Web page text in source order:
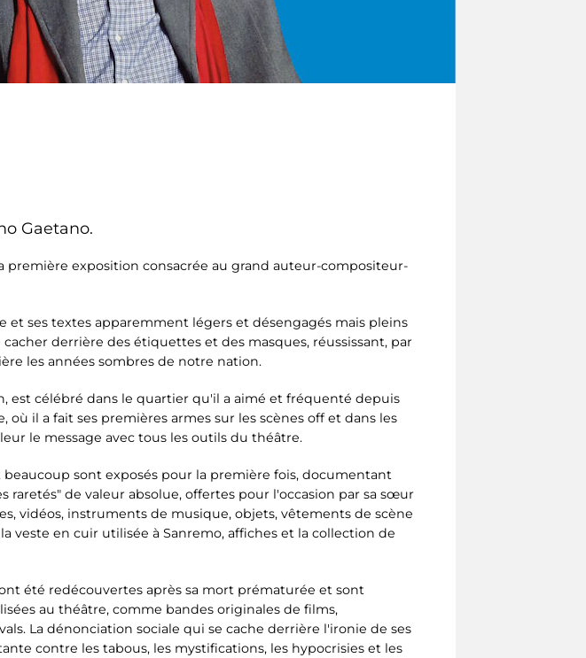
Gaetano.
première exposition consacrée au grand auteur-compositeur-
ses textes apparemment légers et désengagés mais pleins
derrière des étiquettes et des masques, réussissant, par
les années sombres de notre nation.
est célébré dans le quartier qu'il a aimé et fréquenté depuis
où il a fait ses premières armes sur les scènes off et dans les
le message avec tous les outils du théâtre.
sont exposés pour la première fois, documentant
de valeur absolue, offertes pour l'occasion par sa sœur
vidéos, instruments de musique, objets, vêtements de scène
veste en cuir utilisée à Sanremo, affiches et la collection de
été redécouvertes après sa mort prématurée et sont
au théâtre, comme bandes originales de films,
La dénonciation sociale qui se cache derrière l'ironie de ses
contre les tabous, les mystifications, les hypocrisies et les